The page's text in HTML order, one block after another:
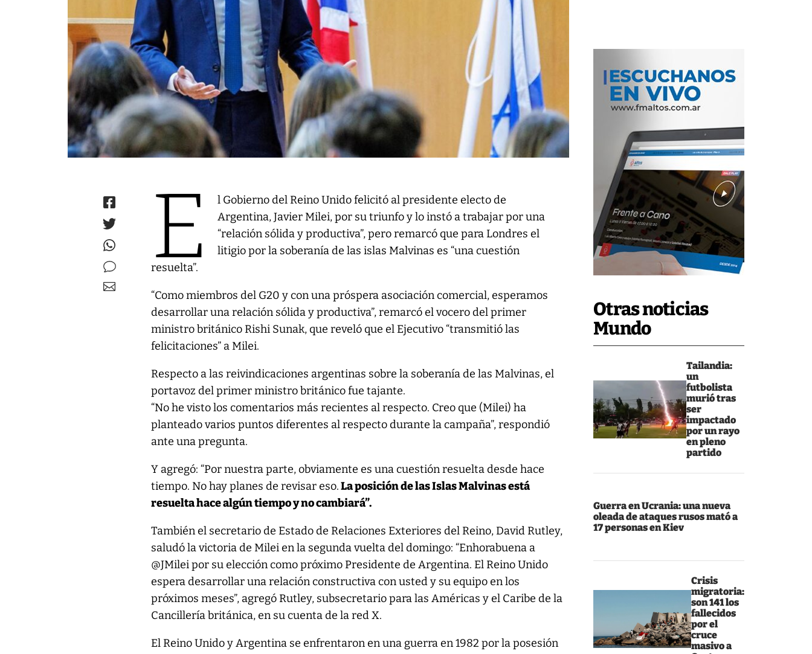
Otras noticias
Mundo
Tailandia:
un
futbolista
murió tras
ser
impactado
por un rayo
en pleno
partido
Guerra en Ucrania: una nueva
oleada de ataques rusos mató a
17 personas en Kiev
Crisis
migratoria:
son 141 los
fallecidos
por el
cruce
masivo a
E
l Gobierno del Reino Unido felicitó al presidente electo de
Argentina, Javier Milei, por su triunfo y lo instó a trabajar por una
“relación sólida y productiva”, pero remarcó que para Londres el
litigio por la soberanía de las islas Malvinas es “una cuestión
resuelta”.
“Como miembros del G20 y con una próspera asociación comercial, esperamos
desarrollar una relación sólida y productiva”, remarcó el vocero del primer
ministro británico Rishi Sunak, que reveló que el Ejecutivo “transmitió las
felicitaciones” a Milei.
Respecto a las reivindicaciones argentinas sobre la soberanía de las Malvinas, el
portavoz del primer ministro británico fue tajante.
“No he visto los comentarios más recientes al respecto. Creo que (Milei) ha
planteado varios puntos diferentes al respecto durante la campaña”, respondió
ante una pregunta.
Y agregó: “Por nuestra parte, obviamente es una cuestión resuelta desde hace
tiempo. No hay planes de revisar eso.La posición de las Islas Malvinas está
resuelta hace algún tiempo y no cambiará”.
También el secretario de Estado de Relaciones Exteriores del Reino, David Rutley,
saludó la victoria de Milei en la segunda vuelta del domingo: “Enhorabuena a
@JMilei por su elección como próximo Presidente de Argentina. El Reino Unido
espera desarrollar una relación constructiva con usted y su equipo en los
próximos meses”, agregó Rutley, subsecretario para las Américas y el Caribe de la
Cancillería británica, en su cuenta de la red X.
El Reino Unido y Argentina se enfrentaron en una guerra en 1982 por la posesión